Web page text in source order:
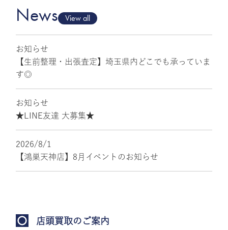
News View all
お知らせ
【生前整理・出張査定】埼玉県内どこでも承っていま
す◎
お知らせ
★LINE友達 大募集★
2026/8/1
【鴻巣天神店】8月イベントのお知らせ
店頭買取のご案内